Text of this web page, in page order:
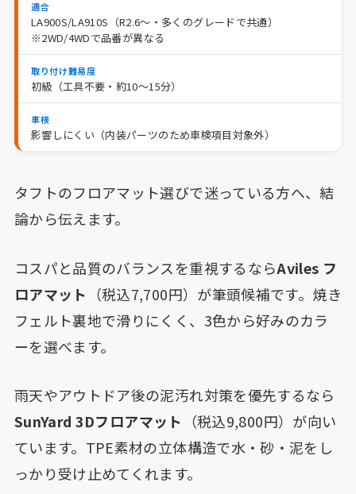
適合
LA900S/LA910S（R2.6〜・多くのグレードで共通）
※2WD/4WDで品番が異なる
取り付け難易度
初級（工具不要・約10〜15分）
車検
影響しにくい（内装パーツのため車検項目対象外）
タフトのフロアマット選びで迷っている方へ、結
論から伝えます。
コスパと品質のバランスを重視するならAviles フ
ロアマット （税込7,700円）が筆頭候補です。焼き
フェルト裏地で滑りにくく、3色から好みのカラ
ーを選べます。
雨天やアウトドア後の泥汚れ対策を優先するなら
SunYard 3Dフロアマット （税込9,800円）が向い
ています。TPE素材の立体構造で水・砂・泥をし
っかり受け止めてくれます。